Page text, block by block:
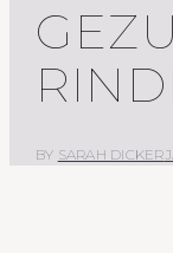
BY SARAH DICKER